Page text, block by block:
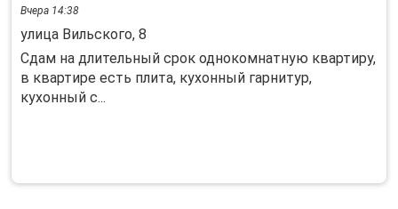
Вчера 14:38
улица Вильского, 8
Сдам на длительный срок однокомнатную квартиру,
в квартире есть плита, кухонный гарнитур,
кухонный с...